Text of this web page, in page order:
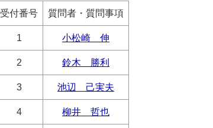
受付番号 質問者・質問事項
1 小松崎 伸
2 鈴木 勝利
3 池辺 己実夫
4 柳井 哲也